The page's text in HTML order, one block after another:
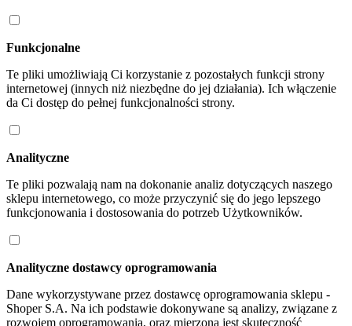
Funkcjonalne
Te pliki umożliwiają Ci korzystanie z pozostałych funkcji strony
internetowej (innych niż niezbędne do jej działania). Ich włączenie
da Ci dostęp do pełnej funkcjonalności strony.
Analityczne
Te pliki pozwalają nam na dokonanie analiz dotyczących naszego
sklepu internetowego, co może przyczynić się do jego lepszego
funkcjonowania i dostosowania do potrzeb Użytkowników.
Analityczne dostawcy oprogramowania
Dane wykorzystywane przez dostawcę oprogramowania sklepu -
Shoper S.A. Na ich podstawie dokonywane są analizy, związane z
rozwojem oprogramowania, oraz mierzona jest skuteczność